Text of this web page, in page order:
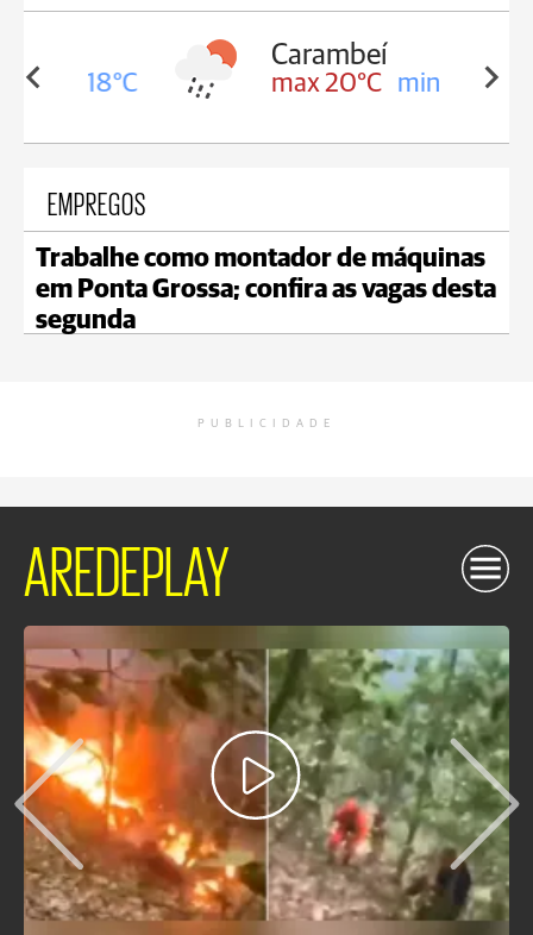
18°C
Carambeí
max 20°C min 18°C
EMPREGOS
Trabalhe como montador de máquinas
em Ponta Grossa; confira as vagas desta
segunda
PUBLICIDADE
AREDEPLAY